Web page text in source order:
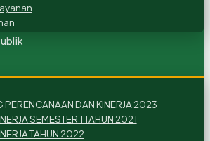
PERENCANAAN DAN KINERJA 2023
SEMESTER 1 TAHUN 2021
TAHUN 2022